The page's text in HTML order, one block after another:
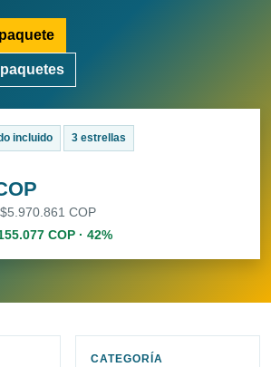
incluido 3 estrellas
COP
COP · 42%
CATEGORÍA